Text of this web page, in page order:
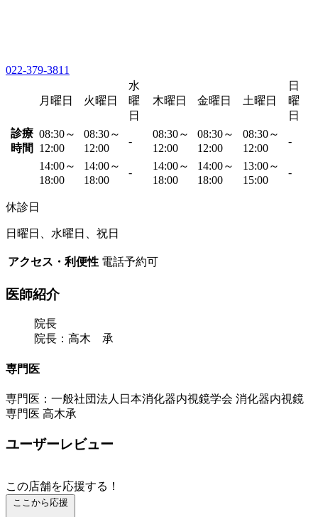
022-379-3811
月曜日 火曜日
水
曜
日
木曜日 金曜日 土曜日
日
曜
日
診療
時間
08:30～
12:00
08:30～
12:00
-
08:30～
12:00
08:30～
12:00
08:30～
12:00
-
14:00～
18:00
14:00～
18:00
-
14:00～
18:00
14:00～
18:00
13:00～
15:00
-
休診日
日曜日、水曜日、祝日
アクセス・利便性 電話予約可
医師紹介
院長
院長：高木 承
専門医
専門医：一般社団法人日本消化器内視鏡学会 消化器内視鏡
専門医 高木承
ユーザーレビュー
この店舗を応援する！
ここから応援